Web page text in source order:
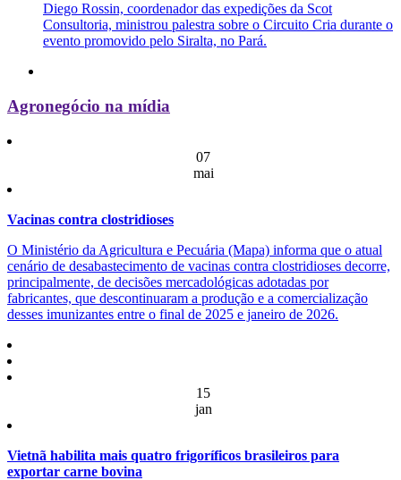
Diego Rossin, coordenador das expedições da Scot
Consultoria, ministrou palestra sobre o Circuito Cria durante o
evento promovido pelo Siralta, no Pará.
Agronegócio na mídia
07
mai
Vacinas contra clostridioses
O Ministério da Agricultura e Pecuária (Mapa) informa que o atual
cenário de desabastecimento de vacinas contra clostridioses decorre,
principalmente, de decisões mercadológicas adotadas por
fabricantes, que descontinuaram a produção e a comercialização
desses imunizantes entre o final de 2025 e janeiro de 2026.
15
jan
Vietnã habilita mais quatro frigoríficos brasileiros para
exportar carne bovina